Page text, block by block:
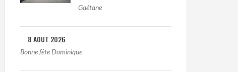
Gaétane
8 AOUT 2026
Bonne fête Dominique